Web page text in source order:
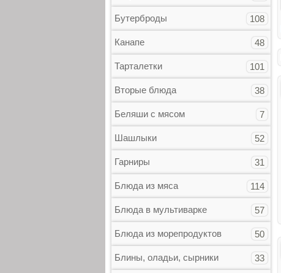
Бутерброды 108
Канапе 48
Тарталетки 101
Вторые блюда 38
Беляши с мясом 7
Шашлыки 52
Гарниры 31
Блюда из мяса 114
Блюда в мультиварке 57
Блюда из морепродуктов 50
Блины, оладьи, сырники 33